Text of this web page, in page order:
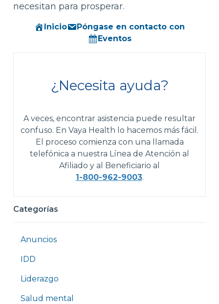
necesitan para prosperar.
Inicio
Póngase en contacto con
Eventos
¿Necesita ayuda?
A veces, encontrar asistencia puede resultar
confuso. En Vaya Health lo hacemos más fácil.
El proceso comienza con una llamada
telefónica a nuestra Línea de Atención al
Afiliado y al Beneficiario al
1-800-962-9003.
Categorías
Anuncios
IDD
Liderazgo
Salud mental